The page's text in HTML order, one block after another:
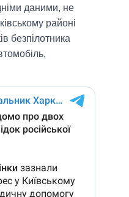
даними, не
районі
безпілотника